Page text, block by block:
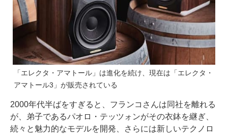
「エレクタ・アマトール」は進化を続け、現在は「エレクタ・
アマトール3」が販売されている
2000年代半ばをすぎると、フランコさんは同社を離れる
が、弟子であるパオロ・テッツォンがその衣鉢を継ぎ、
続々と魅力的なモデルを開発、さらには新しいテクノロ